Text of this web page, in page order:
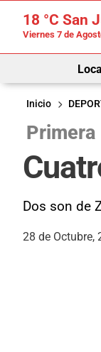
18 °C San
Viernes 7 de
Inicio
Primera
Dos son de
28 de Octubre,